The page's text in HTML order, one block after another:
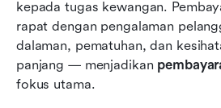
kepada tugas kewangan.
rapat dengan pengalaman
dalaman, pematuhan, dan
panjang — menjadikan
fokus utama.
Kesimpulan
Soalan Lazim
Bacaan berkaitan